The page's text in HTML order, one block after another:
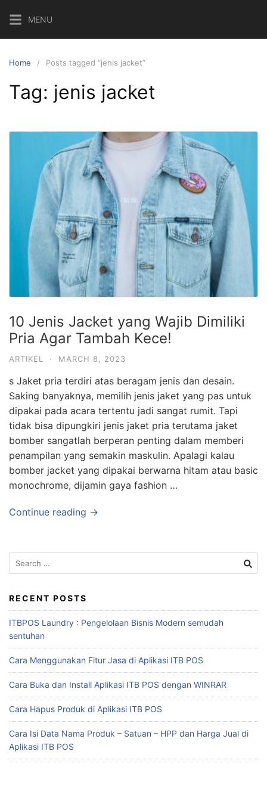
MENU
Home Posts tagged “jenis jacket”
Tag: jenis jacket
10 Jenis Jacket yang Wajib Dimiliki
Pria Agar Tambah Kece!
ARTIKEL · MARCH 8, 2023
s Jaket pria terdiri atas beragam jenis dan desain.
Saking banyaknya, memilih jenis jaket yang pas untuk
dipakai pada acara tertentu jadi sangat rumit. Tapi
tidak bisa dipungkiri jenis jaket pria terutama jaket
bomber sangatlah berperan penting dalam memberi
penampilan yang semakin maskulin. Apalagi kalau
bomber jacket yang dipakai berwarna hitam atau basic
monochrome, dijamin gaya fashion …
Continue reading →
RECENT POSTS
ITBPOS Laundry : Pengelolaan Bisnis Modern semudah
sentuhan
Cara Menggunakan Fitur Jasa di Aplikasi ITB POS
Cara Buka dan Install Aplikasi ITB POS dengan WINRAR
Cara Hapus Produk di Aplikasi ITB POS
Cara Isi Data Nama Produk – Satuan – HPP dan Harga Jual di
Aplikasi ITB POS